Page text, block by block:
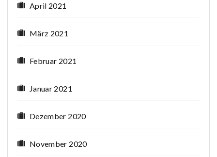
April 2021
März 2021
Februar 2021
Januar 2021
Dezember 2020
November 2020